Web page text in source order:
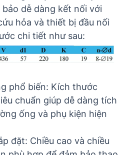
dễ dàng kết nối với
hỏa và thiết bị đầu nối
chi tiết như sau:
phổ biến: Kích thước
chuẩn giúp dễ dàng tích
ống và phụ kiện hiện
đặt: Chiều cao và chiều